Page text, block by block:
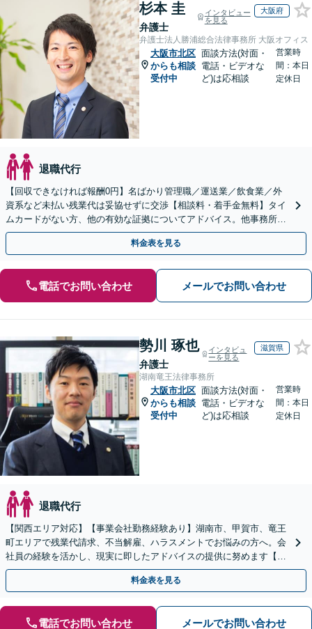
杉本 圭
弁護士
インタビュー
を見る
大阪府
弁護士法人勝浦総合法律事務所 大阪オフィス
大阪市北区
からも相談
受付中
面談方法(対面・
電話・ビデオな
ど)は応相談
営業時
間：本日
定休日
退職代行
【回収できなければ報酬0円】名ばかり管理職／運送業／飲食業／外
資系など未払い残業代は妥協せずに交渉【相談料・着手金無料】タイ
ムカードがない方、他の有効な証拠についてアドバイス。他事務所で
断られた方もご相談ください。あなたの権利を守ります！
料金表を見る
電話でお問い合わせ メールでお問い合わせ
勢川 琢也
弁護士
インタビュ
ーを見る
滋賀県
湖南竜王法律事務所
大阪市北区
からも相談
受付中
面談方法(対面・
電話・ビデオな
ど)は応相談
営業時
間：本日
定休日
退職代行
【関西エリア対応】【事業会社勤務経験あり】湖南市、甲賀市、竜王
町エリアで残業代請求、不当解雇、ハラスメントでお悩みの方へ。会
社員の経験を活かし、現実に即したアドバイスの提供に努めます【労
使双方に対応】【Web面談OK】
料金表を見る
電話でお問い合わせ メールでお問い合わせ